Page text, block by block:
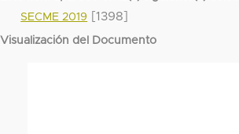
SECME 2019
[1398]
Visualización del Documento